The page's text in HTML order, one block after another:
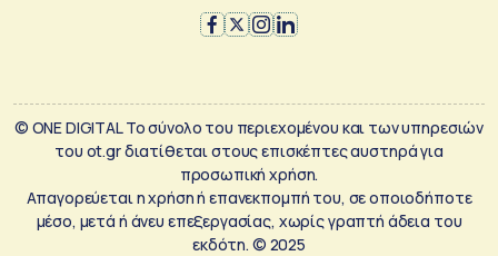
© ONE DIGITAL Το σύνολο του περιεχομένου και των υπηρεσιών
του ot.gr διατίθεται στους επισκέπτες αυστηρά για
προσωπική χρήση.
Απαγορεύεται η χρήση ή επανεκπομπή του, σε οποιοδήποτε
μέσο, μετά ή άνευ επεξεργασίας, χωρίς γραπτή άδεια του
εκδότη. © 2025